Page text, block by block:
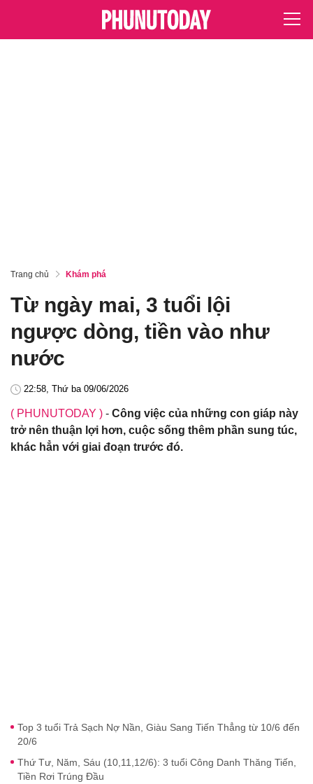
Trang chủ Khám phá
Từ ngày mai, 3 tuổi lội
ngược dòng, tiền vào như
nước
22:58, Thứ ba 09/06/2026
( PHUNUTODAY ) - Công việc của những con giáp này
trở nên thuận lợi hơn, cuộc sống thêm phần sung túc,
khác hẳn với giai đoạn trước đó.
Top 3 tuổi Trả Sạch Nợ Nần, Giàu Sang Tiến Thẳng từ 10/6 đến
20/6
Thứ Tư, Năm, Sáu (10,11,12/6): 3 tuổi Công Danh Thăng Tiến,
Tiền Rơi Trúng Đầu